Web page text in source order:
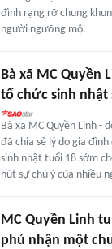
đình rạng rỡ chung
người ngưỡng mộ.
Bà xã MC Quyền
tổ chức sinh nhật
Bà xã MC Quyền Linh -
đã chia sẻ lý do gia
sinh nhật tuổi 18 sớm
hút sự chú ý của nhiều
MC Quyền Linh
phủ nhận một